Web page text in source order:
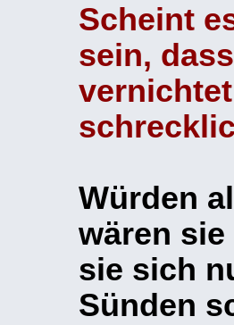
Scheint
sein,
Würden
wären
sie sich
Sünden